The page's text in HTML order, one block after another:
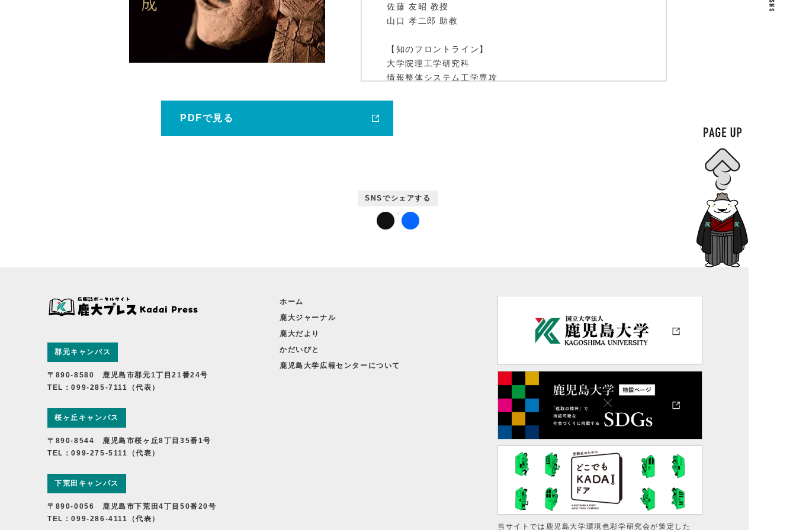
鹿大ジャーナル
佐藤 友昭 教授
山口 孝二郎 助教
【知のフロントライン】
大学院理工学研究科
情報整体システム工学専攻
博物館学芸主事(理学部卒)
～タカラバイオ株式会社との連携～
医歯学総合研究科附属難治ウイルス病態制御研究センター
金井 静香 准教授
PDFで見る
郡元キャンパス
〒890-8580 鹿児島市郡元1丁目21番24号
TEL：099-285-7111（代表）
桜ヶ丘キャンパス
〒890-8544 鹿児島市桜ヶ丘8丁目35番1号
TEL：099-275-5111（代表）
下荒田キャンパス
〒890-0056 鹿児島市下荒田4丁目50番20号
TEL：099-286-4111（代表）
ホーム
鹿大ジャーナル
鹿大だより
かだいびと
鹿児島大学広報センターについて
当サイトでは鹿児島大学環境色彩学研究会が策定した